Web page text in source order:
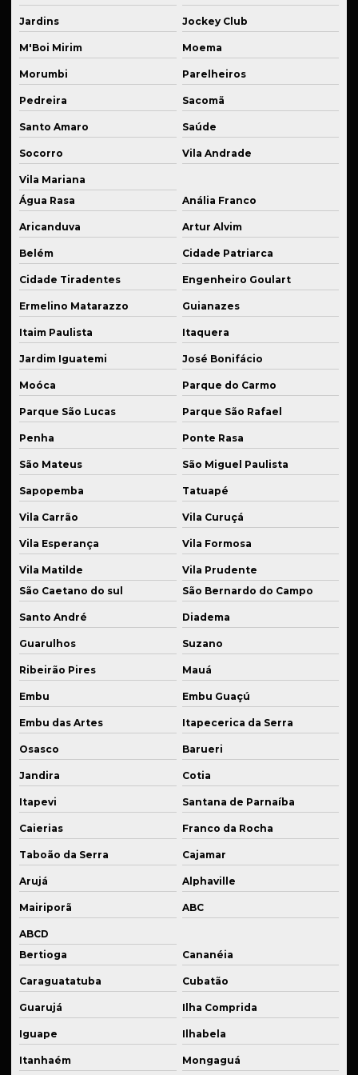
Prestação de serviço de usinagem
Produção de componentes mecânicos
Produção de flanges em alumínio anodizado
Produção de kits de suspensão personalizados
Produção de peças para agroindústria
Produção em série cnc
Recuperação de peças danificadas
Recuperação de peças de reposição
Reparo de máquinas industriais
Roletes de carga
Roletes industriais sob medida
Rolos de tração
Serviço de solda
Serviços de soldagem para indústria
Serviços de usinagem
Sistema de suspensão automotiva
Sistema de suspensão automotiva especial
Sistema de suspensão veicular
Solda de alta precisão industrial
Solda de alumínio
Solda de alumínio industrial
Solda de bronze
Solda para estruturas metálicas
Solda de ferro fundido
Solda industrial em são paulo
Solda para manutenção de máquinas
Solda de peças em inox
Solda para setor automotivo
Soldagem em aço
Soldagem em alumínio
Soldagem em bronze
Soldagem em ferro
Jardins Jockey Club
M'Boi Mirim Moema
Morumbi Parelheiros
Pedreira Sacomã
Santo Amaro Saúde
Socorro Vila Andrade
Vila Mariana
Água Rasa
Anália Franco
Aricanduva Artur Alvim
Belém Cidade Patriarca
Cidade Tiradentes Engenheiro Goulart
Ermelino Matarazzo Guianazes
Itaim Paulista Itaquera
Jardim Iguatemi José Bonifácio
Moóca Parque do Carmo
Parque São Lucas Parque São Rafael
Penha Ponte Rasa
São Mateus São Miguel Paulista
Sapopemba Tatuapé
Vila Carrão Vila Curuçá
Vila Esperança Vila Formosa
Vila Matilde
Vila Prudente
São Caetano do sul
São Bernardo do Campo
Santo André Diadema
Guarulhos Suzano
Ribeirão Pires Mauá
Embu Embu Guaçú
Embu das Artes Itapecerica da Serra
Osasco Barueri
Jandira Cotia
Itapevi Santana de Parnaíba
Caierias Franco da Rocha
Taboão da Serra Cajamar
Arujá Alphaville
Mairiporã ABC
ABCD
Bertioga
Cananéia
Caraguatatuba Cubatão
Guarujá Ilha Comprida
Iguape Ilhabela
Itanhaém Mongaguá